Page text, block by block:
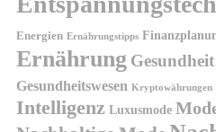
Energien Ernährungstipps
Ernährung Gesundheit
Gesundheitswesen Kryptowährungen
Intelligenz Luxusmode